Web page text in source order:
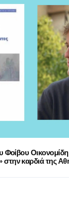
Φοίβου
στην καρδιά της